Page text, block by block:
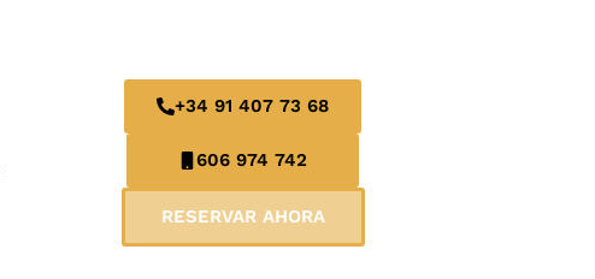
+34 91 407 73 68
606 974 742
RESERVAR AHORA